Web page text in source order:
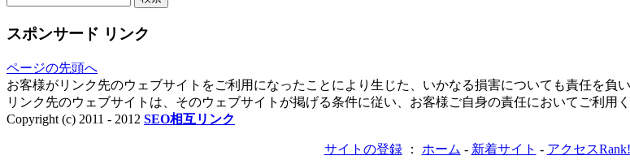
スポンサード リンク
ページの先頭へ
お客様がリンク先のウェブサイトをご利用になったことにより生じた、いかなる損害についても責任を負い
リンク先のウェブサイトは、そのウェブサイトが掲げる条件に従い、お客様ご自身の責任においてご利用く
Copyright (c) 2011 - 2012 SEO相互リンク
サイトの登録： ホーム - 新着サイト - アクセスRank!